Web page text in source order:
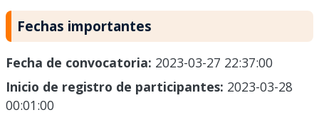
Fechas importantes
Fecha de convocatoria: 2023-03-27 22:37:00
Inicio de registro de participantes: 2023-03-28
00:01:00